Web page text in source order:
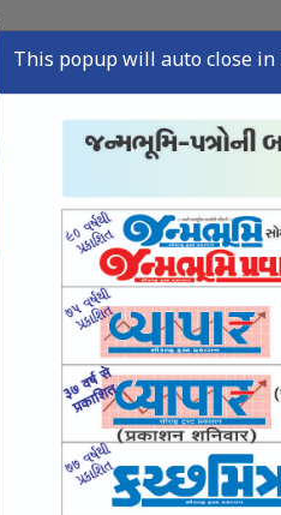
મુખ્ય સમાચાર ક્રાઇમ ન્યુઝ
This popup will auto close in
વરસાદ બાદ ભોયડ કાંઠો
August 08, Sat, 2026
કંડલા વિમાની સેવા વિસ્તરણ-